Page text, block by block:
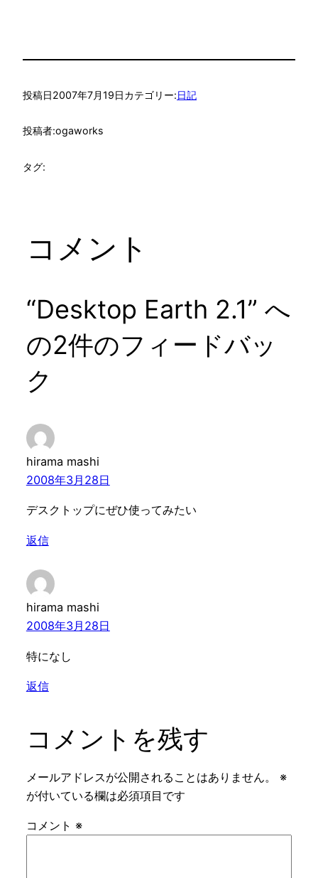
投稿日2007年7月19日カテゴリー:日記
投稿者:ogaworks
タグ:
コメント
“Desktop Earth 2.1” へ
の2件のフィードバッ
ク
hirama mashi
2008年3月28日
デスクトップにぜひ使ってみたい
返信
hirama mashi
2008年3月28日
特になし
返信
コメントを残す
メールアドレスが公開されることはありません。
※
が付いている欄は必須項目です
コメント ※